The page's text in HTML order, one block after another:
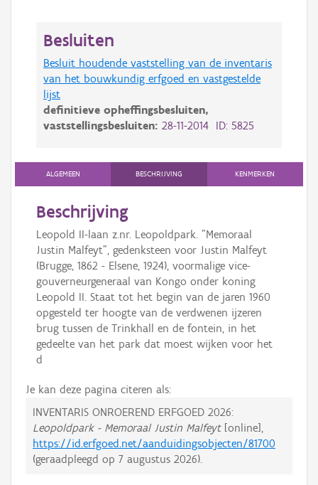
Besluiten
Besluit houdende vaststelling van de inventaris
van het bouwkundig erfgoed en vastgestelde
lijst
definitieve opheffingsbesluiten,
vaststellingsbesluiten: 28-11-2014 ID: 5825
ALGEMEEN BESCHRIJVING KENMERKEN
Beschrijving
Leopold II-laan z.nr. Leopoldpark. "Memoraal
Justin Malfeyt", gedenksteen voor Justin Malfeyt
(Brugge, 1862 - Elsene, 1924), voormalige vice-
gouverneurgeneraal van Kongo onder koning
Leopold II. Staat tot het begin van de jaren 1960
opgesteld ter hoogte van de verdwenen ijzeren
brug tussen de Trinkhall en de fontein, in het
gedeelte van het park dat moest wijken voor het
d
Je kan deze pagina citeren als:
INVENTARIS ONROEREND ERFGOED 2026:
Leopoldpark - Memoraal Justin Malfeyt[online],
https://id.erfgoed.net/aanduidingsobjecten/81700
(geraadpleegd op 7 augustus 2026).